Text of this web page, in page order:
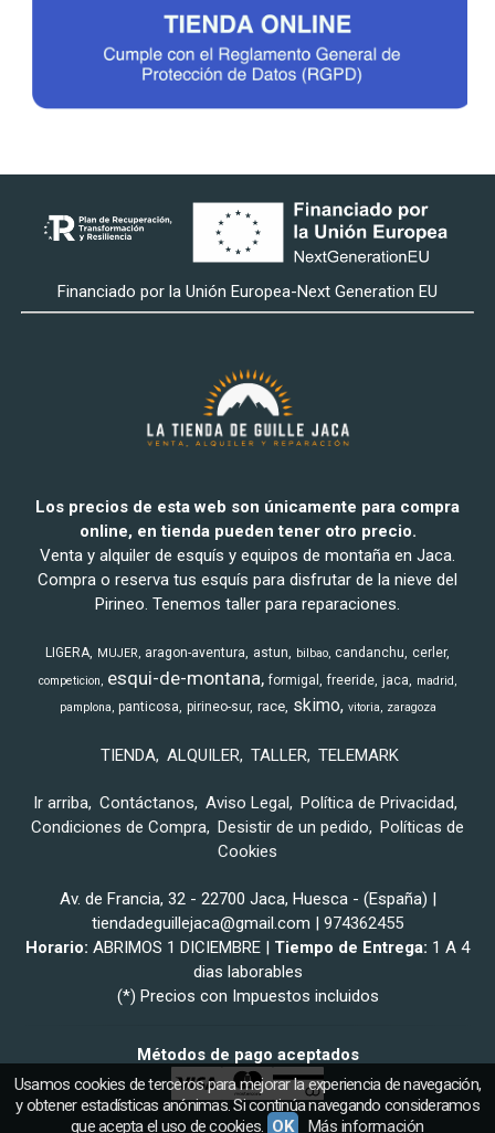
Financiado por la Unión Europea-Next Generation EU
Los precios de esta web son únicamente para compra
online, en tienda pueden tener otro precio.
Venta y alquiler de esquís y equipos de montaña en Jaca.
Compra o reserva tus esquís para disfrutar de la nieve del
Pirineo. Tenemos taller para reparaciones.
LIGERA MUJER aragon-aventura astun bilbao candanchu cerler
competicion esqui-de-montana formigal freeride jaca
madrid
pamplona panticosa pirineo-sur race skimo vitoria zaragoza
TIENDA ALQUILER TALLER TELEMARK
Ir arriba Contáctanos Aviso Legal
Política de Privacidad
Condiciones de Compra Desistir de un pedido
Políticas de
Cookies
Av. de Francia, 32 - 22700 Jaca, Huesca - (España) |
tiendadeguillejaca@gmail.com | 974362455
Horario: ABRIMOS 1 DICIEMBRE | Tiempo de Entrega: 1 A 4
dias laborables
(*) Precios con Impuestos incluidos
Métodos de pago aceptados
Usamos cookies de terceros para mejorar la experiencia de navegación,
y obtener estadísticas anónimas. Si continúa navegando consideramos
que acepta el uso de cookies. OK Más información